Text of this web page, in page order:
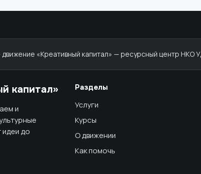
«Креативный капитал» — ресурсный центр НКО
капитал»
и
идеи до
Разделы
Услуги
Курсы
О движении
Как помочь